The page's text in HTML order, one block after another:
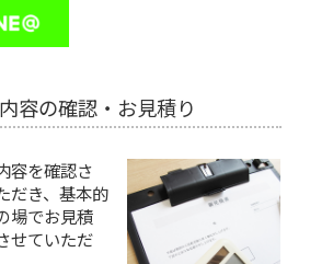
容の確認・お見積り
容を確認さ
だき、基本的
場でお見積
せていただ